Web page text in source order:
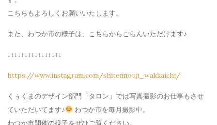
こちらもよろしくお願いいたします。
また、わつか市の様子は、こちらからごらんいただけます♪
↓↓↓↓↓↓↓↓↓↓↓↓↓↓↓↓
https://www.instagram.com/shitennouji_wakkaichi/
くぅくまのデザイン部門「タロン」では写真撮影のお仕事もさせ
ていただいてます♪
わつか市を毎月撮影中。
わつか市開催の様子をぜひご覧ください。